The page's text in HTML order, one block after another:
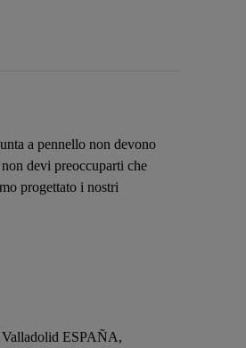
a pennello non devono
devi preoccuparti che
progettato i nostri
Valladolid ESPAÑA,